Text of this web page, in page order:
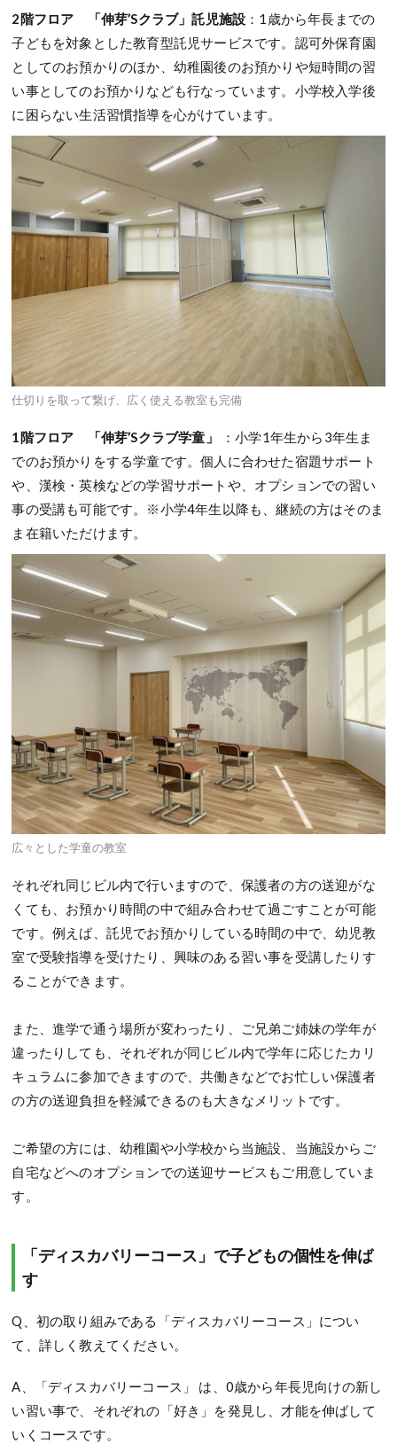
2階フロア 「伸芽’Sクラブ」託児施設 ：1歳から年長までの
子どもを対象とした教育型託児サービスです。認可外保育園
としてのお預かりのほか、幼稚園後のお預かりや短時間の習
い事としてのお預かりなども行なっています。小学校入学後
に困らない生活習慣指導を心がけています。
仕切りを取って繋げ、広く使える教室も完備
1階フロア 「伸芽’Sクラブ学童」
：小学1年生から3年生ま
でのお預かりをする学童です。個人に合わせた宿題サポート
や、漢検・英検などの学習サポートや、オプションでの習い
事の受講も可能です。※小学4年生以降も、継続の方はそのま
ま在籍いただけます。
広々とした学童の教室
それぞれ同じビル内で行いますので、保護者の方の送迎がな
くても、お預かり時間の中で組み合わせて過ごすことが可能
です。例えば、託児でお預かりしている時間の中で、幼児教
室で受験指導を受けたり、興味のある習い事を受講したりす
ることができます。
また、進学で通う場所が変わったり、ご兄弟ご姉妹の学年が
違ったりしても、それぞれが同じビル内で学年に応じたカリ
キュラムに参加できますので、共働きなどでお忙しい保護者
の方の送迎負担を軽減できるのも大きなメリットです。
ご希望の方には、幼稚園や小学校から当施設、当施設からご
自宅などへのオプションでの送迎サービスもご用意していま
す。
「ディスカバリーコース」で子どもの個性を伸ば
す
Q、初の取り組みである「ディスカバリーコース」につい
て、詳しく教えてください。
A、「ディスカバリーコース」 は、0歳から年長児向けの新し
い習い事で、それぞれの「好き」を発見し、才能を伸ばして
いくコースです。